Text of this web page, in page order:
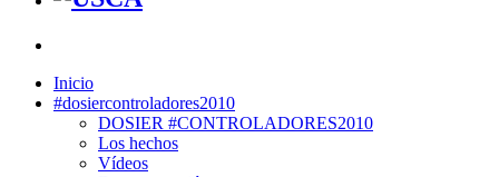
Inicio
#dosiercontroladores2010
DOSIER #CONTROLADORES2010
Los hechos
Vídeos